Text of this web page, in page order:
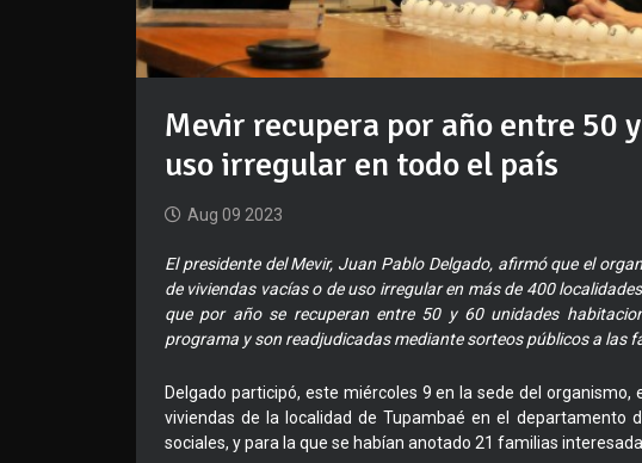
Mevir recupera por año entre 50
uso irregular en todo el país
Aug 09 2023
El presidente del Mevir, Juan Pablo Delgado, afirmó que el
de viviendas vacías o de uso irregular en más de 400
que por año se recuperan entre 50 y 60 unidades
programa y son readjudicadas mediante sorteos públicos a las
Delgado participó, este miércoles 9 en la sede del
viviendas de la localidad de Tupambaé en el departamento
sociales, y para la que se habían anotado 21 familias